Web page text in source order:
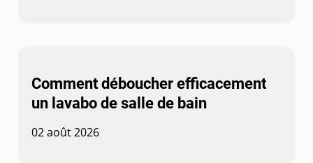
Comment déboucher efficacement
un lavabo de salle de bain
02 août 2026